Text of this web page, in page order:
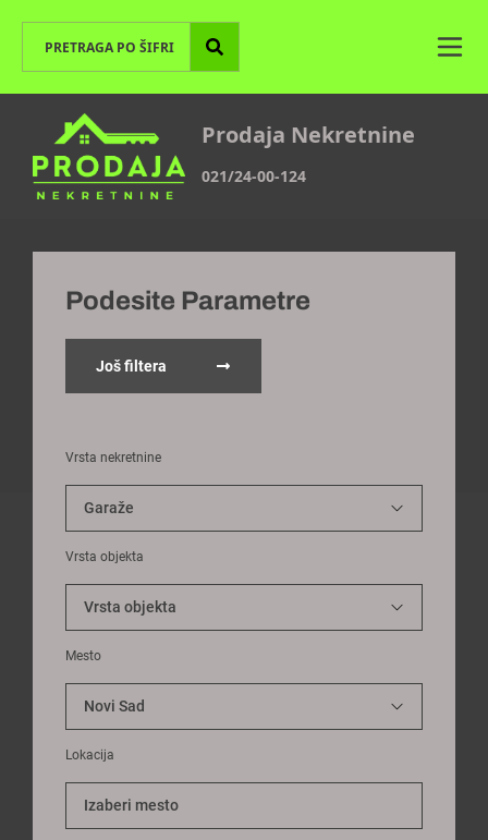
Prodaja Nekretnine
021/24-00-124
Podesite Parametre
Još filtera
Vrsta nekretnine
Vrsta objekta
Mesto
Lokacija
Izaberi mesto